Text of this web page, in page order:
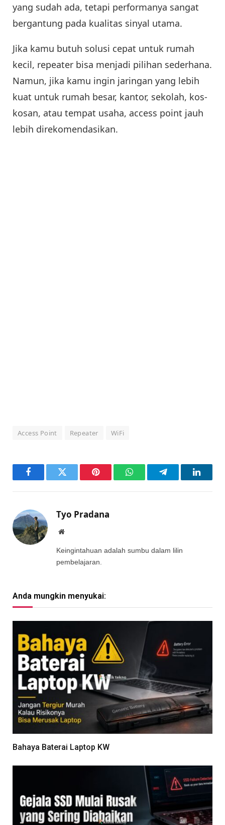
yang sudah ada, tetapi performanya sangat
bergantung pada kualitas sinyal utama.
Jika kamu butuh solusi cepat untuk rumah
kecil, repeater bisa menjadi pilihan sederhana.
Namun, jika kamu ingin jaringan yang lebih
kuat untuk rumah besar, kantor, sekolah, kos-
kosan, atau tempat usaha, access point jauh
lebih direkomendasikan.
Access Point Repeater WiFi
FacebookTwitter Pinterest WhatsAppTelegram
Tyo Pradana
Website
Keingintahuan adalah sumbu dalam lilin
pembelajaran.
Anda mungkin menyukai:
Bahaya Baterai Laptop KW